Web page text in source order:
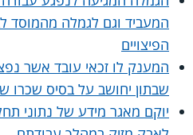
המעביד וגם לגמלה מהמוסד
הפיצויים
המענק לו זכאי עובד אשר
שבתון יחושב על בסיס שכרו
יוקם מאגר מידע של נתוני